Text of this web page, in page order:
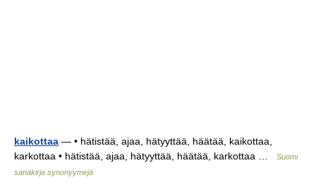
kaikottaa — • hätistää, ajaa, hätyyttää, häätää, kaikottaa,
karkottaa • hätistää, ajaa, hätyyttää, häätää, karkottaa …
Suomi
sanakirja synonyymejä